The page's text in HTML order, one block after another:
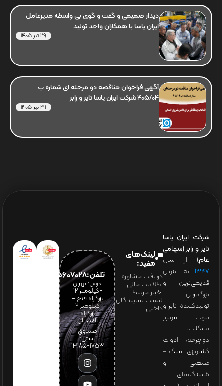
دیدار صمیمی و گفت و گوی بی واسطه مدیرعامل
ایران یاسا با همکاران واحد تولید
29 تیر 1405
آگهی فراخوان مناقصه دو مرحله ای شماره ب
405/04 شرکت ایران یاسا تایر و رابر
29 تیر 1405
شرکت ایران یاسا
تایر و رابر (سهامی
عام) از سال
۱۳۴۷ به عنوان
قدیمی‌ترین و
بزرگ‌ترین
تولیدکننده تایر و
تیوب موتور
سیکلت،
دوچرخه، ادوات
کشاورزی سبک –
صنعتی و
شیلنگ‌های
لینک‌های
مفید:
دریافت مشاوره
اطلاعات مالی
اخبار مرتبط
لیست نمایندگان
داخلی
تلفن:65607028(021)
آدرس: تهران
-کیلومتر 12
بزرگراه فتح –
کیلومتر ۲
بزرگراه
باغستان
صندوق
پستی:
1753-13185